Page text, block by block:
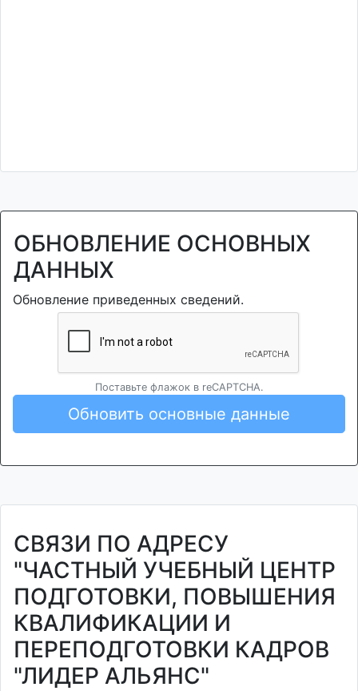
ОБНОВЛЕНИЕ ОСНОВНЫХ
ДАННЫХ
Обновление приведенных сведений.
Поставьте флажок в reCAPTCHA.
Обновить основные данные
СВЯЗИ ПО АДРЕСУ
"ЧАСТНЫЙ УЧЕБНЫЙ ЦЕНТР
ПОДГОТОВКИ, ПОВЫШЕНИЯ
КВАЛИФИКАЦИИ И
ПЕРЕПОДГОТОВКИ КАДРОВ
"ЛИДЕР АЛЬЯНС"